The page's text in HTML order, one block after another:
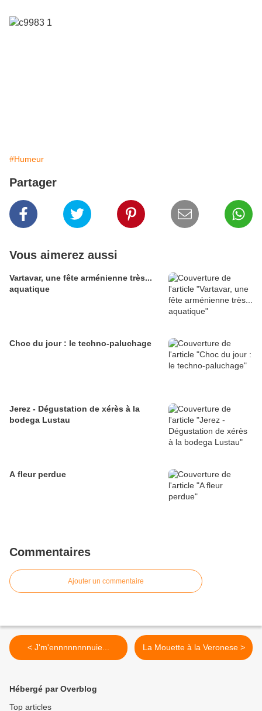
#Humeur
Partager
Vous aimerez aussi
Vartavar, une fête arménienne très...
aquatique
Choc du jour : le techno-paluchage
Jerez - Dégustation de xérès à la
bodega Lustau
A fleur perdue
Commentaires
Ajouter un commentaire
< J'm'ennnnnnnnuie... La Mouette à la Veronese >
Hébergé par Overblog
Top articles